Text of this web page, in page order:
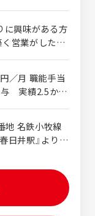
Matlab・
、C#、ラダ
C#・VB.NET・
Swift・Kotlin
習経験有）、ブ
致します。
たちの
ものづくり。
加工製品な
「人の技術だ
数多く手掛け
お客様との取
・生産管理と
フォロー ま
がら案件全体
興味がある方
営業がしたい
／月 職能手当
実績2.5か月
地 名鉄小牧線
日井駅』より車
場完備